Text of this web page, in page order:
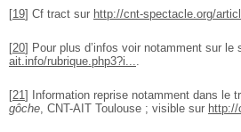
[19] Cf tract sur http://cnt-spectacle.org/
[20] Pour plus d’infos voir notamment sur le
ait.info/rubrique.php3?i....
[21] Information reprise notamment dans le
gôche, CNT-AIT Toulouse ; visible sur